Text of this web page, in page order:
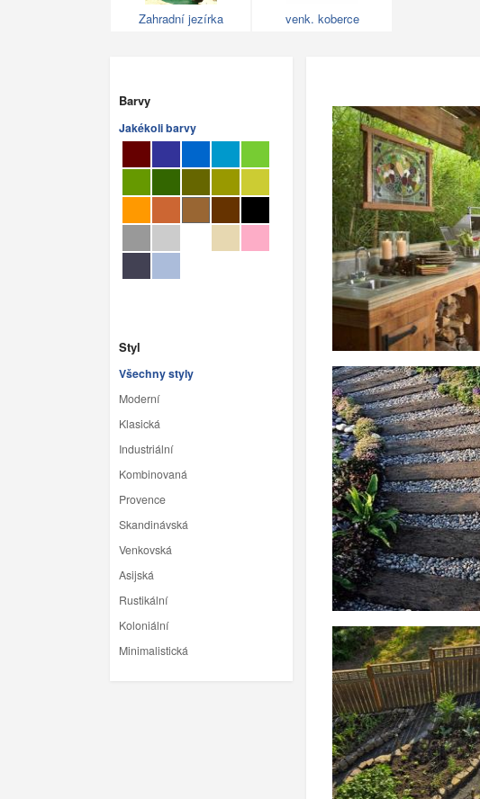
Zahradní jezírka venk. koberce
Barvy
Jakékoli barvy
Styl
Všechny styly
Moderní
Klasická
Industriální
Kombinovaná
Provence
Skandinávská
Venkovská
Asijská
Rustikální
Koloniální
Minimalistická